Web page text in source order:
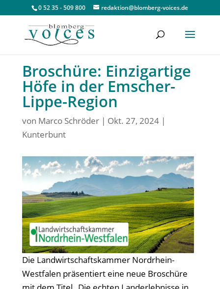
0 52 35 - 509 800 redaktion@blomberg-voices.de
Broschüre: Einzigartige
Höfe in der Emscher-
Lippe-Region
von Marco Schröder| Okt. 27, 2024|
Kunterbunt
Die Landwirtschaftskammer Nordrhein-
Westfalen präsentiert eine neue Broschüre